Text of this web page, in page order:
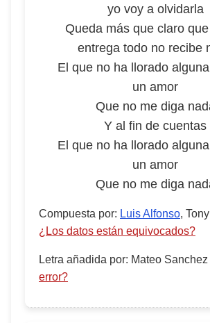
yo voy a olvidarla
Queda más que claro
entrega todo no recibe
El que no ha llorado
un amor
Que no me diga
Y al fin de cuentas
El que no ha llorado
un amor
Que no me diga
Compuesta por: Luis Alfonso,
¿Los datos están equivocados?
Letra añadida por: Mateo Sanchez
error?